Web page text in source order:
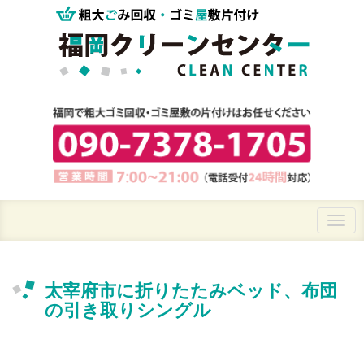
太宰府市に折りたたみベッド、布団
の引き取りシングル